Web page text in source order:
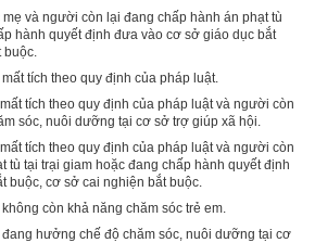
và người còn lại đang chấp hành án phạt tù
hành quyết định đưa vào cơ sở giáo dục bắt
tích theo quy định của pháp luật.
tích theo quy định của pháp luật và người còn
sóc, nuôi dưỡng tại cơ sở trợ giúp xã hội.
tích theo quy định của pháp luật và người còn
tù tại trại giam hoặc đang chấp hành quyết định
buộc, cơ sở cai nghiện bắt buộc.
còn khả năng chăm sóc trẻ em.
đang hưởng chế độ chăm sóc, nuôi dưỡng tại cơ